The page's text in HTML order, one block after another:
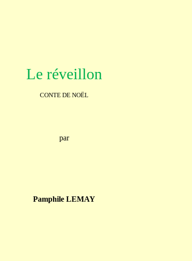
Le réveillon
CONTE DE NOËL
par
Pamphile LEMAY